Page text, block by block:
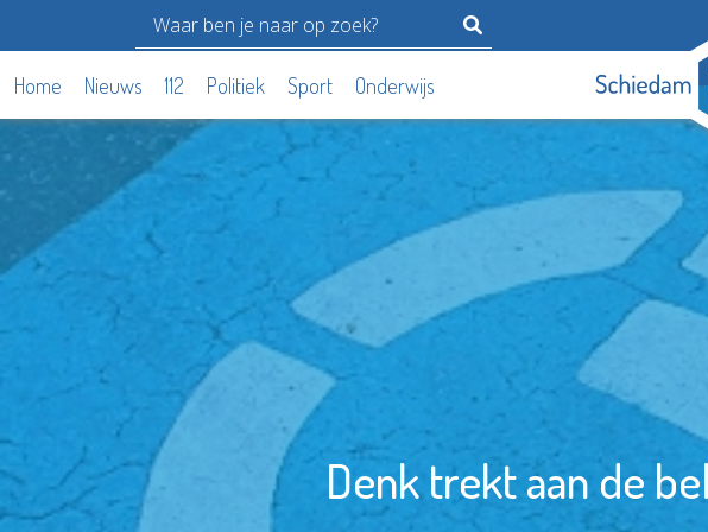
Home Nieuws 112 Politiek Sport Onderwijs
Denk trekt aan de